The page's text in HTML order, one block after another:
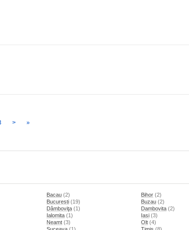
> »
Bacau (2) Bihor (2)
Bucuresti (19) Buzau (2)
Dâmboviţa (1) Dambovita (2)
Ialomita (1) Iasi (3)
Neamt (3) Olt (4)